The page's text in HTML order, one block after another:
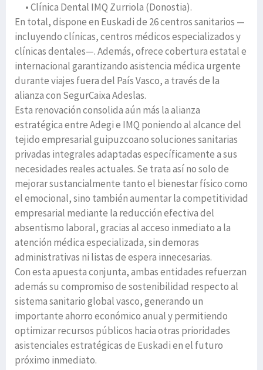
• Clínica Dental IMQ Zurriola (Donostia).
En total, dispone en Euskadi de 26 centros sanitarios —
incluyendo clínicas, centros médicos especializados y
clínicas dentales—. Además, ofrece cobertura estatal e
internacional garantizando asistencia médica urgente
durante viajes fuera del País Vasco, a través de la
alianza con SegurCaixa Adeslas.
Esta renovación consolida aún más la alianza
estratégica entre Adegi e IMQ poniendo al alcance del
tejido empresarial guipuzcoano soluciones sanitarias
privadas integrales adaptadas específicamente a sus
necesidades reales actuales. Se trata así no solo de
mejorar sustancialmente tanto el bienestar físico como
el emocional, sino también aumentar la competitividad
empresarial mediante la reducción efectiva del
absentismo laboral, gracias al acceso inmediato a la
atención médica especializada, sin demoras
administrativas ni listas de espera innecesarias.
Con esta apuesta conjunta, ambas entidades refuerzan
además su compromiso de sostenibilidad respecto al
sistema sanitario global vasco, generando un
importante ahorro económico anual y permitiendo
optimizar recursos públicos hacia otras prioridades
asistenciales estratégicas de Euskadi en el futuro
próximo inmediato.